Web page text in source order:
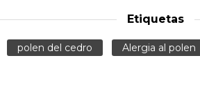
Etiquetas
polen del cedro Alergia al polen